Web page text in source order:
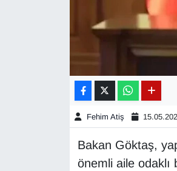
Fehim Atiş
Bakan Göktaş,
önemli aile odaklı
HABERDE İNSAN